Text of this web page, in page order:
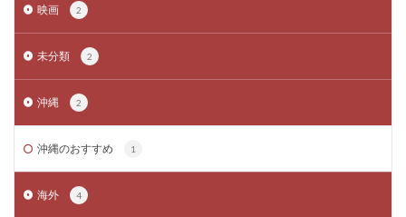
映画 2
未分類 2
沖縄 2
沖縄のおすすめ 1
海外 4